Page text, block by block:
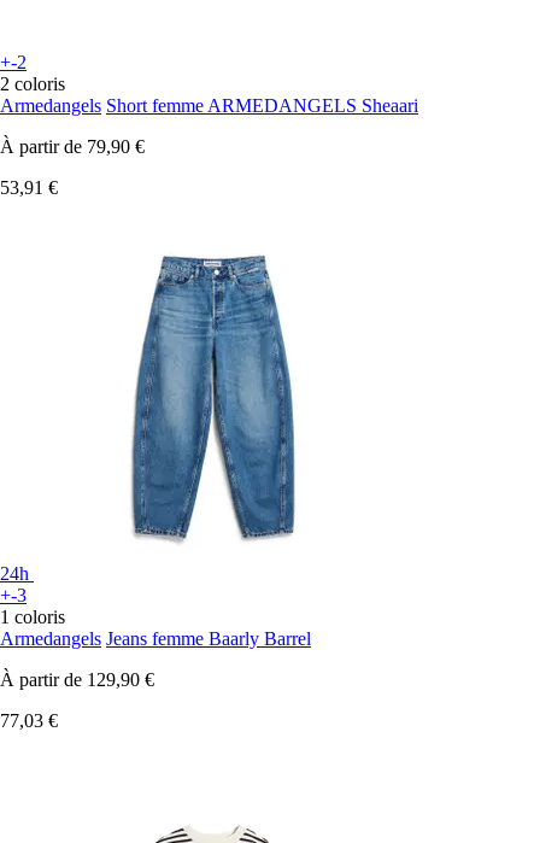
+-2
2 coloris
Armedangels Short femme ARMEDANGELS Sheaari
À partir de 79,90 €
53,91 €
24h
+-3
1 coloris
Armedangels Jeans femme Baarly Barrel
À partir de 129,90 €
77,03 €